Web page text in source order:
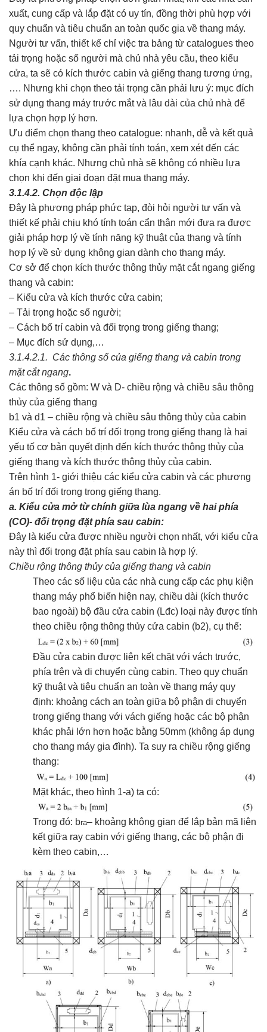
xuất, cung cấp và lắp đặt có uy tín, đồng thời phù hợp với
quy chuẩn và tiêu chuẩn an toàn quốc gia về thang máy.
Người tư vấn, thiết kế chỉ việc tra bảng từ catalogues theo
tải trọng hoặc số người mà chủ nhà yêu cầu, theo kiểu
cửa, ta sẽ có kích thước cabin và giếng thang tương ứng,
…. Nhưng khi chọn theo tải trọng cần phải lưu ý: mục đích
sử dụng thang máy trước mắt và lâu dài của chủ nhà để
lựa chọn hợp lý hơn.
Ưu điểm chọn thang theo catalogue: nhanh, dễ và kết quả
cụ thể ngay, không cần phải tính toán, xem xét đến các
khía cạnh khác. Nhưng chủ nhà sẽ không có nhiều lựa
chọn khi đến giai đoạn đặt mua thang máy.
3.1.4.2. Chọn độc lập
Đây là phương pháp phức tạp, đòi hỏi người tư vấn và
thiết kế phải chịu khó tính toán cẩn thận mới đưa ra được
giải pháp hợp lý về tính năng kỹ thuật của thang và tính
hợp lý về sử dụng không gian dành cho thang máy.
Cơ sở để chọn kích thước thông thủy mặt cắt ngang giếng
thang và cabin:
– Kiểu cửa và kích thước cửa cabin;
– Tải trọng hoặc số người;
– Cách bố trí cabin và đối trọng trong giếng thang;
– Mục đích sử dụng,…
3.1.4.2.1. Các thông số của giếng thang và cabin trong
mặt cắt ngang.
Các thông số gồm: W và D- chiều rộng và chiều sâu thông
thủy của giếng thang
b1 và d1 – chiều rộng và chiều sâu thông thủy của cabin
Kiểu cửa và cách bố trí đối trọng trong giếng thang là hai
yếu tố cơ bản quyết định đến kích thước thông thủy của
giếng thang và kích thước thông thủy của cabin.
Trên hình 1- giới thiệu các kiểu cửa cabin và các phương
án bố trí đối trọng trong giếng thang.
a. Kiểu cửa mở từ chính giữa lùa ngang về hai phía
(CO)- đối trọng đặt phía sau cabin:
Đây là kiểu cửa được nhiều người chọn nhất, với kiểu cửa
này thì đối trọng đặt phía sau cabin là hợp lý.
Chiều rộng thông thủy của giếng thang và cabin
Theo các số liệu của các nhà cung cấp các phụ kiện
thang máy phổ biến hiện nay, chiều dài (kích thước
bao ngoài) bộ đầu cửa cabin (Lđc) loại này được tính
theo chiều rộng thông thủy cửa cabin (b2), cụ thể:
Đầu cửa cabin được liên kết chặt với vách trước,
phía trên và di chuyển cùng cabin. Theo quy chuẩn
kỹ thuật và tiêu chuẩn an toàn về thang máy quy
định: khoảng cách an toàn giữa bộ phận di chuyển
trong giếng thang với vách giếng hoặc các bộ phận
khác phải lớn hơn hoặc bằng 50mm (không áp dụng
cho thang máy gia đình). Ta suy ra chiều rộng giếng
thang:
Mặt khác, theo hình 1-a) ta có:
Trong đó: bra– khoảng không gian để lắp bản mã liên
kết giữa ray cabin với giếng thang, các bộ phận đi
kèm theo cabin,…